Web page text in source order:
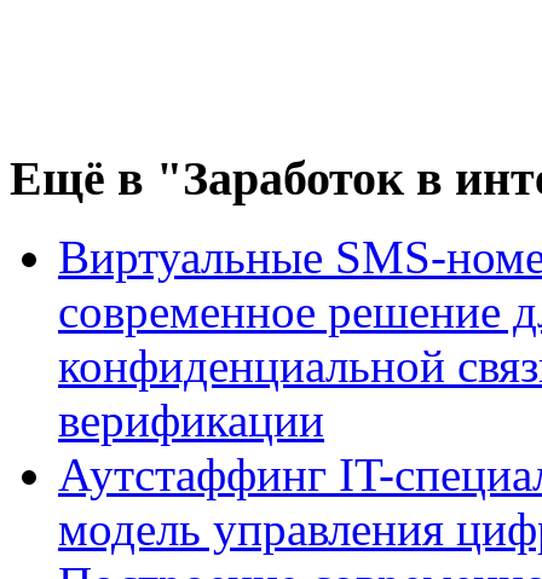
Ещё в "Заработок в
Виртуальные SMS-
современное решение
конфиденциальной
верификации
Аутстаффинг IT-
модель управления